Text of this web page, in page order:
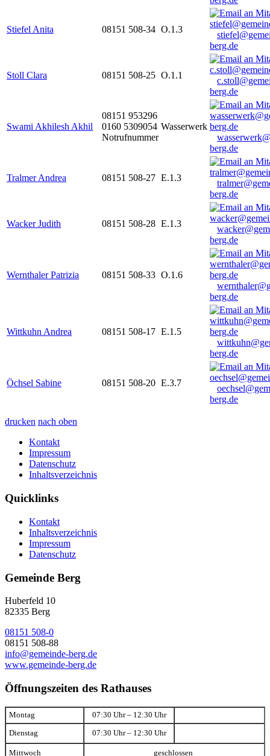
Stiefel Anita 08151 508-34 O.1.3
berg.de
Stoll Clara 08151 508-25 O.1.1
berg.de
Swami Akhilesh Akhil
08151 953296
0160 5309054
Notrufnummer
Wasserwerk
berg.de
Tralmer Andrea 08151 508-27 E.1.3
berg.de
Wacker Judith 08151 508-28 E.1.3
berg.de
Wernthaler Patrizia 08151 508-33 O.1.6
berg.de
Wittkuhn Andrea 08151 508-17 E.1.5
berg.de
Öchsel Sabine 08151 508-20 E.3.7
berg.de
drucken nach oben
Kontakt
Impressum
Datenschutz
Inhaltsverzeichnis
Quicklinks
Kontakt
Inhaltsverzeichnis
Impressum
Datenschutz
Gemeinde Berg
Huberfeld 10
82335 Berg
08151 508-0
08151 508-88
info@gemeinde-berg.de
www.gemeinde-berg.de
Öffnungszeiten des Rathauses
Montag 07:30 Uhr – 12:30 Uhr
Dienstag 07:30 Uhr – 12:30 Uhr
Mittwoch geschlossen